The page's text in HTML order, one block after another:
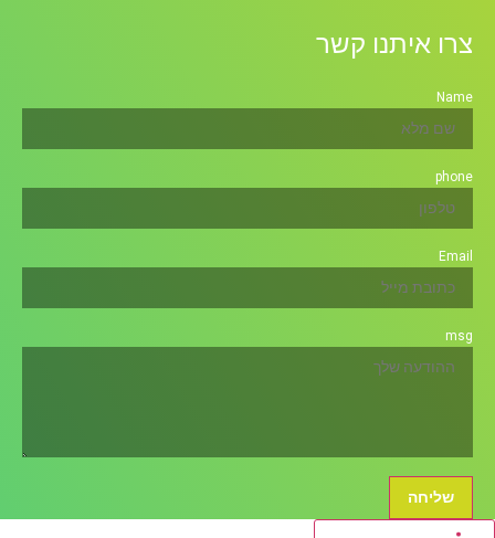
צרו איתנו קשר
Name
phone
Email
msg
שליחה